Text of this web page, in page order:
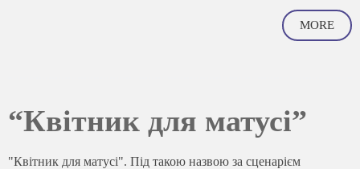
MORE
“Квітник для матусі”
"Квітник для матусі". Під такою назвою за сценарієм